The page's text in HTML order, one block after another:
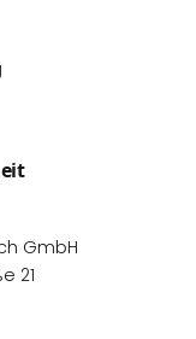
GmbH
21